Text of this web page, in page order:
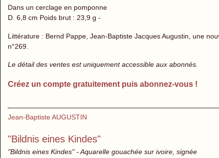
Dans un cerclage en pomponne
D. 6,8 cm Poids brut : 23,9 g -
Littérature : Bernd Pappe, Jean-Baptiste Jacques Augustin, une
n°269.
Le détail des ventes est uniquement accessible aux abonnés.
Créez un compte gratuitement puis abonnez-vous !
Jean-Baptiste AUGUSTIN
"Bildnis eines Kindes"
"Bildnis eines Kindes" - Aquarelle gouachée sur ivoire, signée